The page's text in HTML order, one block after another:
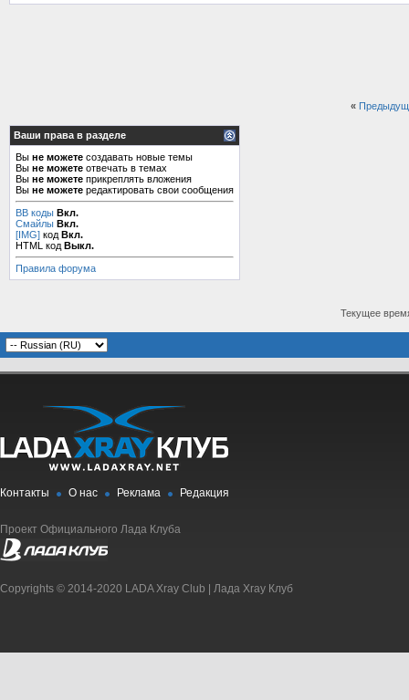
«
Ваши права в разделе
Вы не можете создавать новые темы
Вы не можете отвечать в темах
Вы не можете прикреплять вложения
Вы не можете редактировать свои сообщения
BB коды Вкл.
Смайлы Вкл.
[IMG] код Вкл.
HTML код Выкл.
Правила форума
Текущее
Контакты О нас Реклама Редакция
Проект Официального Лада Клуба
Copyrights © 2014-2020 LADA Xray Club | Лада Xray Клуб